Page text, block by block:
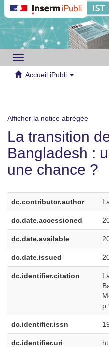
Toggle
navigation
Accueil iPubli
Afficher la notice abrégée
La transition
Bangladesh :
une chance ?
dc.contributor.author
dc.date.accessioned
dc.date.available
dc.date.issued
dc.identifier.citation
dc.identifier.issn
dc.identifier.uri